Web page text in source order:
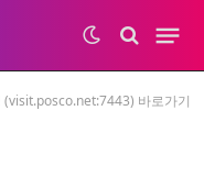
바로가기